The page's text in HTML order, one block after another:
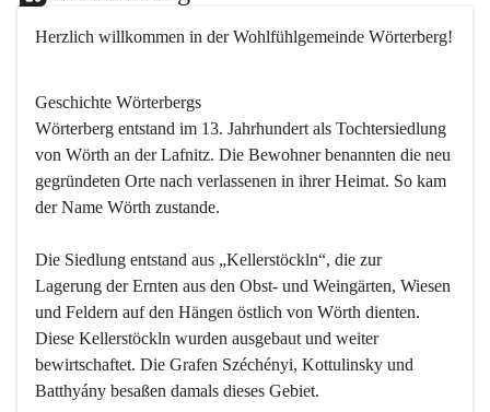
Herzlich willkommen in der Wohlfühlgemeinde Wörterberg!
Geschichte Wörterbergs
Wörterberg entstand im 13. Jahrhundert als Tochtersiedlung
von Wörth an der Lafnitz. Die Bewohner benannten die neu
gegründeten Orte nach verlassenen in ihrer Heimat. So kam
der Name Wörth zustande.
Die Siedlung entstand aus „Kellerstöckln“, die zur
Lagerung der Ernten aus den Obst- und Weingärten, Wiesen
und Feldern auf den Hängen östlich von Wörth dienten.
Diese Kellerstöckln wurden ausgebaut und weiter
bewirtschaftet. Die Grafen Széchényi, Kottulinsky und
Batthyány besaßen damals dieses Gebiet.